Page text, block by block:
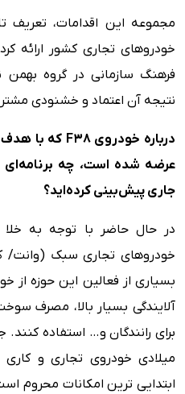
مجموعه این اقدامات، تعریف
خودروهای تجاری کشور ارائه
فرهنگ سازمانی در گروه
نتیجه آن اعتماد و خشنودی
درباره خودرویF38 که با هدف
عرضه شده است، چه برنامه‌ای
جاری پیش‌بینی کرده‌اید؟
در حال حاضر با توجه به خلا
خودروهای تجاری سبک (وانت/
بسیاری از فعالین این حوزه از
آلایندگی بسیار بالا، مصرف
میلادی خودروی تجاری و
ابتدایی ترین امکانات محروم